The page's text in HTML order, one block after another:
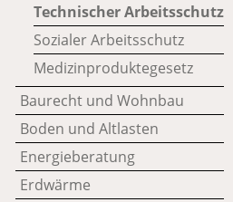
Technischer Arbeitsschutz
Sozialer Arbeitsschutz
Medizinproduktegesetz
Baurecht und Wohnbau
Boden und Altlasten
Energieberatung
Erdwärme